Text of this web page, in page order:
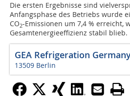
Die ersten Ergebnisse sind
Anfangsphase des Betriebs wurde
CO2-Emissionen um 7,4 % erreicht,
Gesamtenergieeffizienz stabil blieb.
GEA Refrigeration
13509 Berlin